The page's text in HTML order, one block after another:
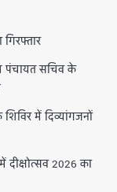
पंचायत सचिव के
में दिव्यांगजनों
दीक्षोत्सव 2026 का